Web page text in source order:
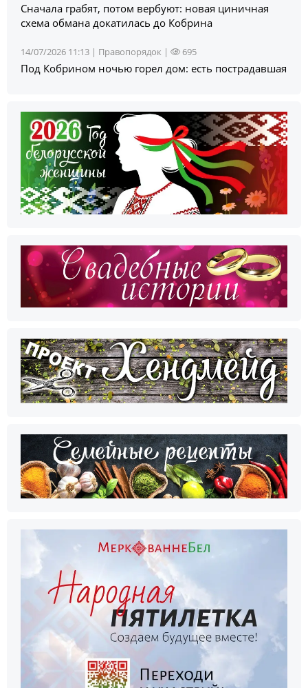
Сначала грабят, потом вербуют: новая циничная
схема обмана докатилась до Кобрина
14/07/2026 11:13 | Правопорядок | 695
Под Кобрином ночью горел дом: есть пострадавшая